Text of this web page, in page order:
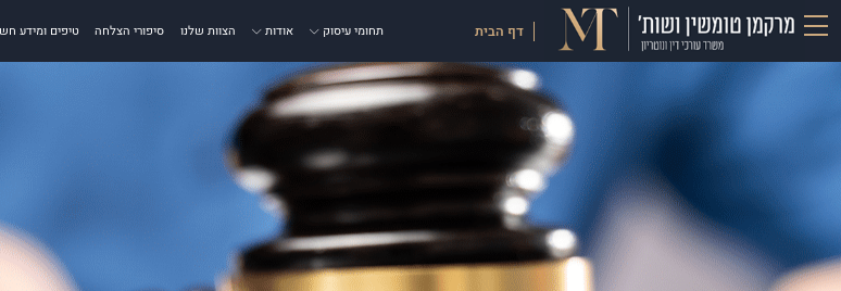
דף הבית תחומי עיסוק אודות הצוות שלנו סיפורי הצלחה טיפים ומידע